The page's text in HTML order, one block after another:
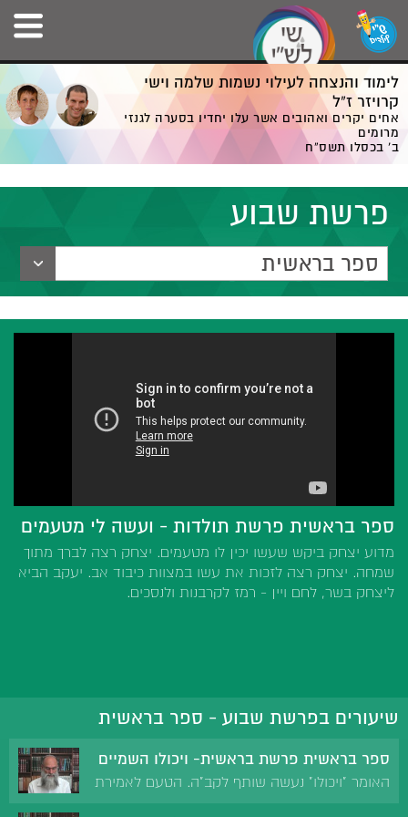
לימוד והנצחה לעילוי נשמות שלמה וישי
קרויזר ז”ל
אחים יקרים ואהובים אשר עלו יחדיו בסערה לגנזי
מרומים
ב' בכסלו תשס”ח
פרשת שבוע
ספר בראשית
ספר בראשית פרשת תולדות - ועשה לי מטעמים
מדוע יצחק ביקש שעשו יכין לו מטעמים. יצחק רצה לברך מתוך
שמחה. יצחק רצה לזכות את עשו במצוות כיבוד אב. יעקב הביא
ליצחק בשר, לחם ויין - רמז לקרבנות ולנסכים.
שיעורים בפרשת שבוע - ספר בראשית
ספר בראשית פרשת בראשית- ויכולו השמיים
האומר "ויכולו" נעשה שותף לקב"ה. הטעם לאמירת